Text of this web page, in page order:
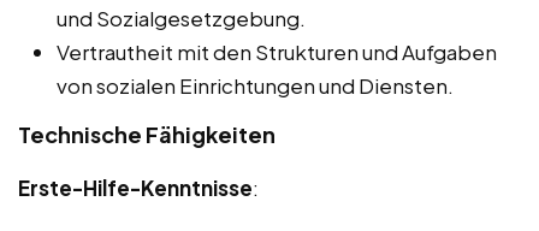
und Sozialgesetzgebung.
Vertrautheit mit den Strukturen und Aufgaben
von sozialen Einrichtungen und Diensten.
Technische Fähigkeiten
Erste-Hilfe-Kenntnisse: